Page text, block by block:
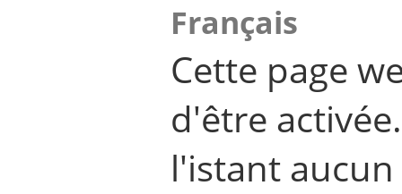
Français
Cette page
d'être
l'istant